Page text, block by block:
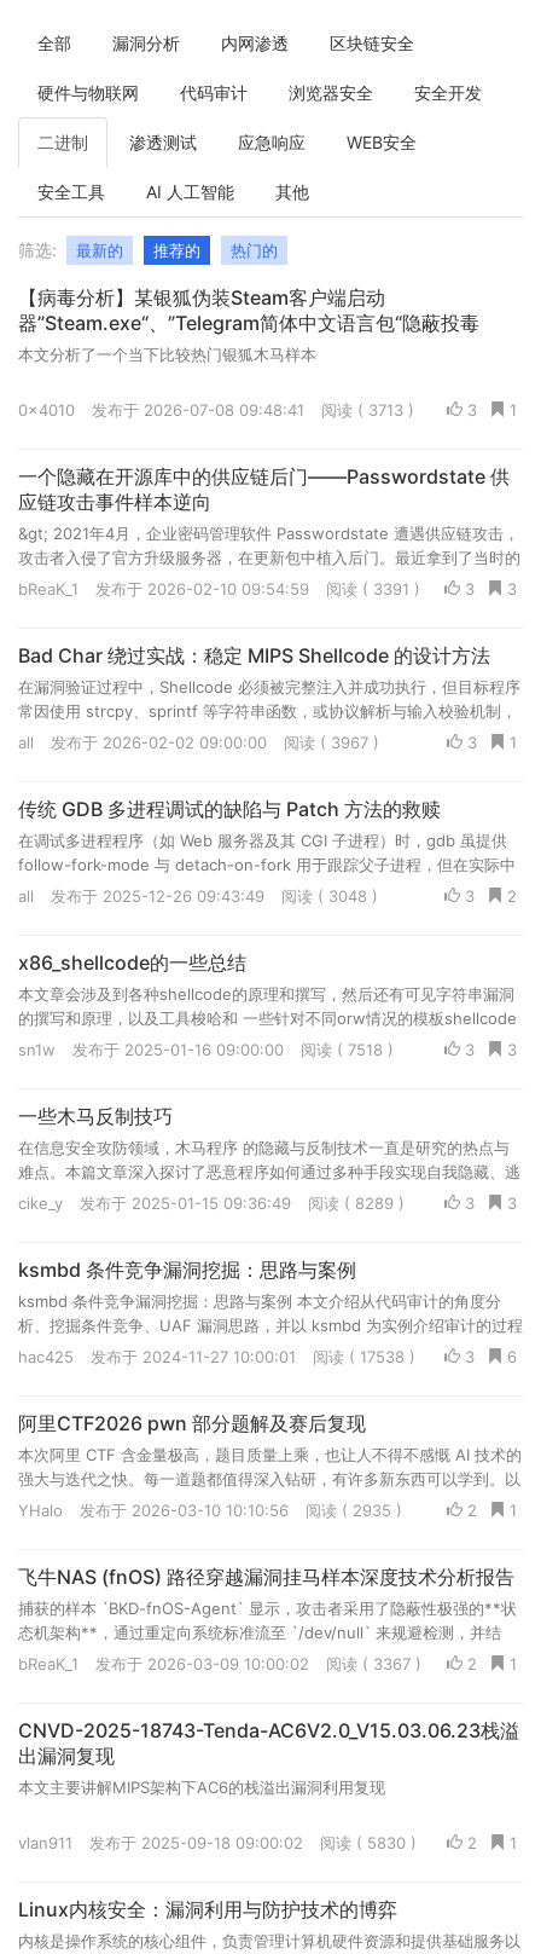
全部 漏洞分析 内网渗透 区块链安全
硬件与物联网 代码审计 浏览器安全 安全开发
二进制 渗透测试 应急响应 WEB安全
安全工具 AI 人工智能 其他
筛选: 最新的 推荐的 热门的
【病毒分析】某银狐伪装Steam客户端启动
器”Steam.exe“、”Telegram简体中文语言包“隐蔽投毒
本文分析了一个当下比较热门银狐木马样本
1
3
0x4010 发布于 2026-07-08 09:48:41 阅读 ( 3713 )
一个隐藏在开源库中的供应链后门——Passwordstate 供
应链攻击事件样本逆向
&gt; 2021年4月，企业密码管理软件 Passwordstate 遭遇供应链攻击，
攻击者入侵了官方升级服务器，在更新包中植入后门。最近拿到了当时的
恶意样本，来分析一下这个后门是怎么藏的、怎么工作的。...
3
3
bReaK_1 发布于 2026-02-10 09:54:59 阅读 ( 3391 )
Bad Char 绕过实战：稳定 MIPS Shellcode 的设计方法
在漏洞验证过程中，Shellcode 必须被完整注入并成功执行，但目标程序
常因使用 strcpy、sprintf 等字符串函数，或协议解析与输入校验机制，
对 \x00 等坏字符进行截断或过滤，导致载荷失效。该问题不仅影响传统
杂度。因此，准确识别坏字符并制定规避策略，是构造稳定 Shellcode
的关键。本文将结合 msfvenom 的局限性，介绍实战绕过方法。
1
3
all 发布于 2026-02-02 09:00:00 阅读 ( 3967 )
传统 GDB 多进程调试的缺陷与 Patch 方法的救赎
在调试多进程程序（如 Web 服务器及其 CGI 子进程）时，gdb 虽提供
follow-fork-mode 与 detach-on-fork 用于跟踪父子进程，但在实际中
因子进程生命周期短、fork 频繁及进程依赖复杂等因素，这些机制常难
待 gdb --attach；完成附加后再恢复原始指令，从而在多进程环境中获
得可控且可靠的调试条件。
2
3
all 发布于 2025-12-26 09:43:49 阅读 ( 3048 )
x86_shellcode的一些总结
本文章会涉及到各种shellcode的原理和撰写，然后还有可见字符串漏洞
的撰写和原理，以及工具梭哈和 一些针对不同orw情况的模板shellcode
3
3
sn1w 发布于 2025-01-16 09:00:00 阅读 ( 7518 )
一些木马反制技巧
在信息安全攻防领域，木马程序 的隐藏与反制技术一直是研究的热点与
难点。本篇文章深入探讨了恶意程序如何通过多种手段实现自我隐藏、逃
避检测以及持久化运行
3
3
cike_y 发布于 2025-01-15 09:36:49 阅读 ( 8289 )
ksmbd 条件竞争漏洞挖掘：思路与案例
ksmbd 条件竞争漏洞挖掘：思路与案例 本文介绍从代码审计的角度分
析、挖掘条件竞争、UAF 漏洞思路，并以 ksmbd 为实例介绍审计的过程
和几个经典漏洞案例。 分析代码版本为：linux-6.5.5 相关漏...
6
3
hac425 发布于 2024-11-27 10:00:01 阅读 ( 17538 )
阿里CTF2026 pwn 部分题解及赛后复现
本次阿里 CTF 含金量极高，题目质量上乘，也让人不得不感慨 AI 技术的
强大与迭代之快。每一道题都值得深入钻研，有许多新东西可以学到。以
下是我这几天对比赛的复现记录与总结，并附上一些个人的拙见与思考 1
2
YHalo 发布于 2026-03-10 10:10:56 阅读 ( 2935 )
飞牛NAS (fnOS) 路径穿越漏洞挂马样本深度技术分析报告
捕获的样本 `BKD-fnOS-Agent` 显示，攻击者采用了隐蔽性极强的**状
态机架构**，通过重定向系统标准流至 `/dev/null` 来规避检测，并结
合 **systemd 服务实现长效持久化**。受感染的 NAS 设备将被纳入恶1
2
bReaK_1 发布于 2026-03-09 10:00:02 阅读 ( 3367 )
CNVD-2025-18743-Tenda-AC6V2.0_V15.03.06.23栈溢
出漏洞复现
本文主要讲解MIPS架构下AC6的栈溢出漏洞利用复现
1
2
vlan911 发布于 2025-09-18 09:00:02 阅读 ( 5830 )
Linux内核安全：漏洞利用与防护技术的博弈
内核是操作系统的核心组件，负责管理计算机硬件资源和提供基础服务以